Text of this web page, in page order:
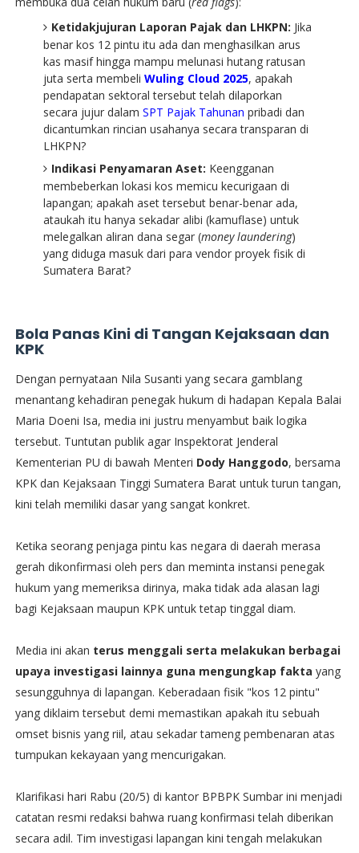
Ketidakjujuran Laporan Pajak dan LHKPN: Jika
benar kos 12 pintu itu ada dan menghasilkan arus
kas masif hingga mampu melunasi hutang ratusan
juta serta membeli Wuling Cloud 2025, apakah
pendapatan sektoral tersebut telah dilaporkan
secara jujur dalam SPT Pajak Tahunan pribadi dan
dicantumkan rincian usahanya secara transparan di
LHKPN?
Indikasi Penyamaran Aset: Keengganan
membeberkan lokasi kos memicu kecurigaan di
lapangan; apakah aset tersebut benar-benar ada,
ataukah itu hanya sekadar alibi (kamuflase) untuk
melegalkan aliran dana segar (money laundering)
yang diduga masuk dari para vendor proyek fisik di
Sumatera Barat?
Bola Panas Kini di Tangan Kejaksaan dan
KPK
​Dengan pernyataan Nila Susanti yang secara gamblang
menantang kehadiran penegak hukum di hadapan Kepala Balai
Maria Doeni Isa, media ini justru menyambut baik logika
tersebut. Tuntutan publik agar Inspektorat Jenderal
Kementerian PU di bawah Menteri Dody Hanggodo, bersama
KPK dan Kejaksaan Tinggi Sumatera Barat untuk turun tangan,
kini telah memiliki dasar yang sangat konkret.
​Ketika seorang penjaga pintu kas negara di daerah merasa
gerah dikonfirmasi oleh pers dan meminta instansi penegak
hukum yang memeriksa dirinya, maka tidak ada alasan lagi
bagi Kejaksaan maupun KPK untuk tetap tinggal diam.
​Media ini akan terus menggali serta melakukan berbagai
upaya investigasi lainnya guna mengungkap fakta yang
sesungguhnya di lapangan. Keberadaan fisik "kos 12 pintu"
yang diklaim tersebut demi memastikan apakah itu sebuah
omset bisnis yang riil, atau sekadar tameng pembenaran atas
tumpukan kekayaan yang mencurigakan.
Klarifikasi hari Rabu (20/5) di kantor BPBPK Sumbar ini menjadi
catatan resmi redaksi bahwa ruang konfirmasi telah diberikan
secara adil. Tim investigasi lapangan kini tengah melakukan